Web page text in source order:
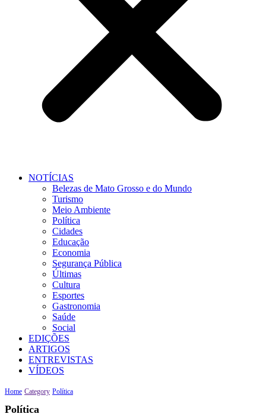
NOTÍCIAS
Belezas de Mato Grosso e do Mundo
Turismo
Meio Ambiente
Política
Cidades
Educação
Economia
Segurança Pública
Últimas
Cultura
Esportes
Gastronomia
Saúde
Social
EDIÇÕES
ARTIGOS
ENTREVISTAS
VÍDEOS
Home Category Política
Política